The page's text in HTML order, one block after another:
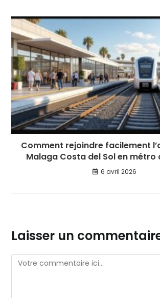
Comment rejoindre facilement
Malaga Costa del Sol en métro
6 avril 2026
Laisser un
Comment